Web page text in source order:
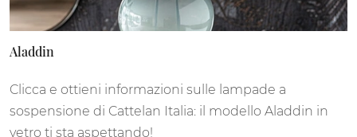
Aladdin
Clicca e ottieni informazioni sulle lampade a
sospensione di Cattelan Italia: il modello Aladdin in
vetro ti sta aspettando!